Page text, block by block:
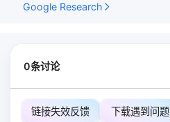
Google Research
0条讨论
链接失效反馈 下载遇到问题